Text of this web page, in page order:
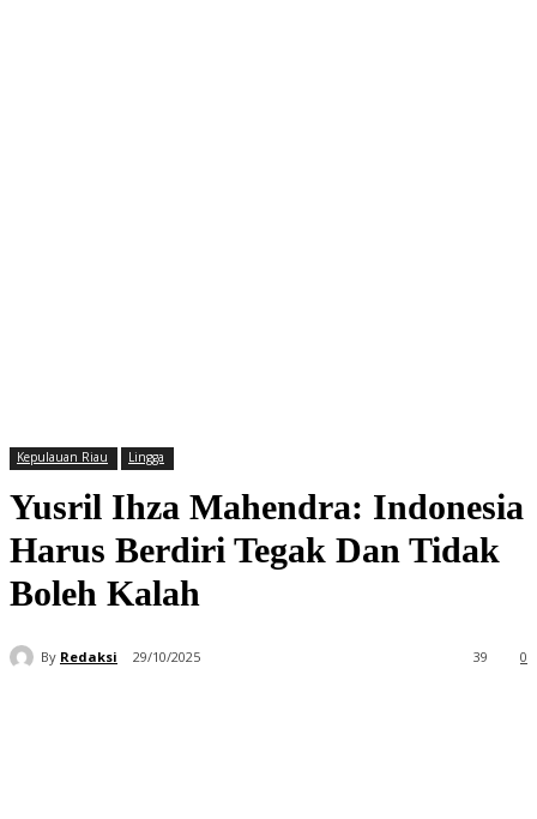
Kepulauan Riau Lingga
Yusril Ihza Mahendra: Indonesia
Harus Berdiri Tegak Dan Tidak
Boleh Kalah
By Redaksi 29/10/2025 0
39